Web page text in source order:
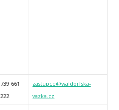
739 661
222
zastupce@waldorfska-
vazka.cz